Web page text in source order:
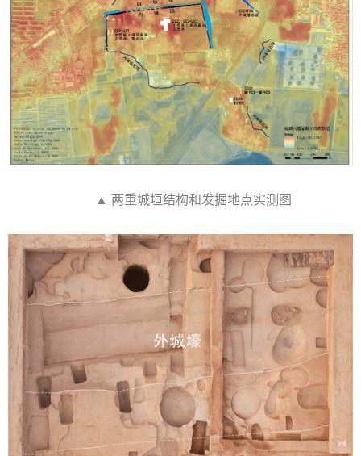
▲ 两重城垣结构和发掘地点实测图